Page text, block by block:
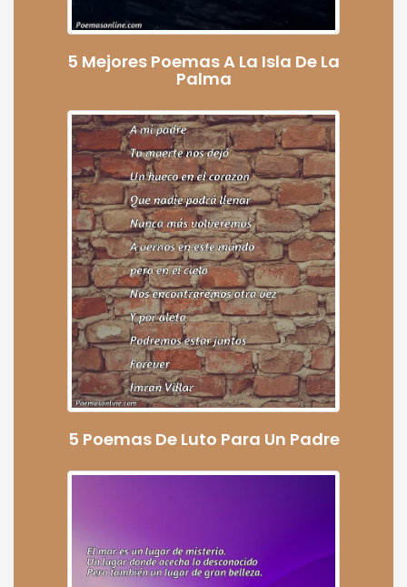
5 Mejores Poemas A La Isla De La
Palma
5 Poemas De Luto Para Un Padre